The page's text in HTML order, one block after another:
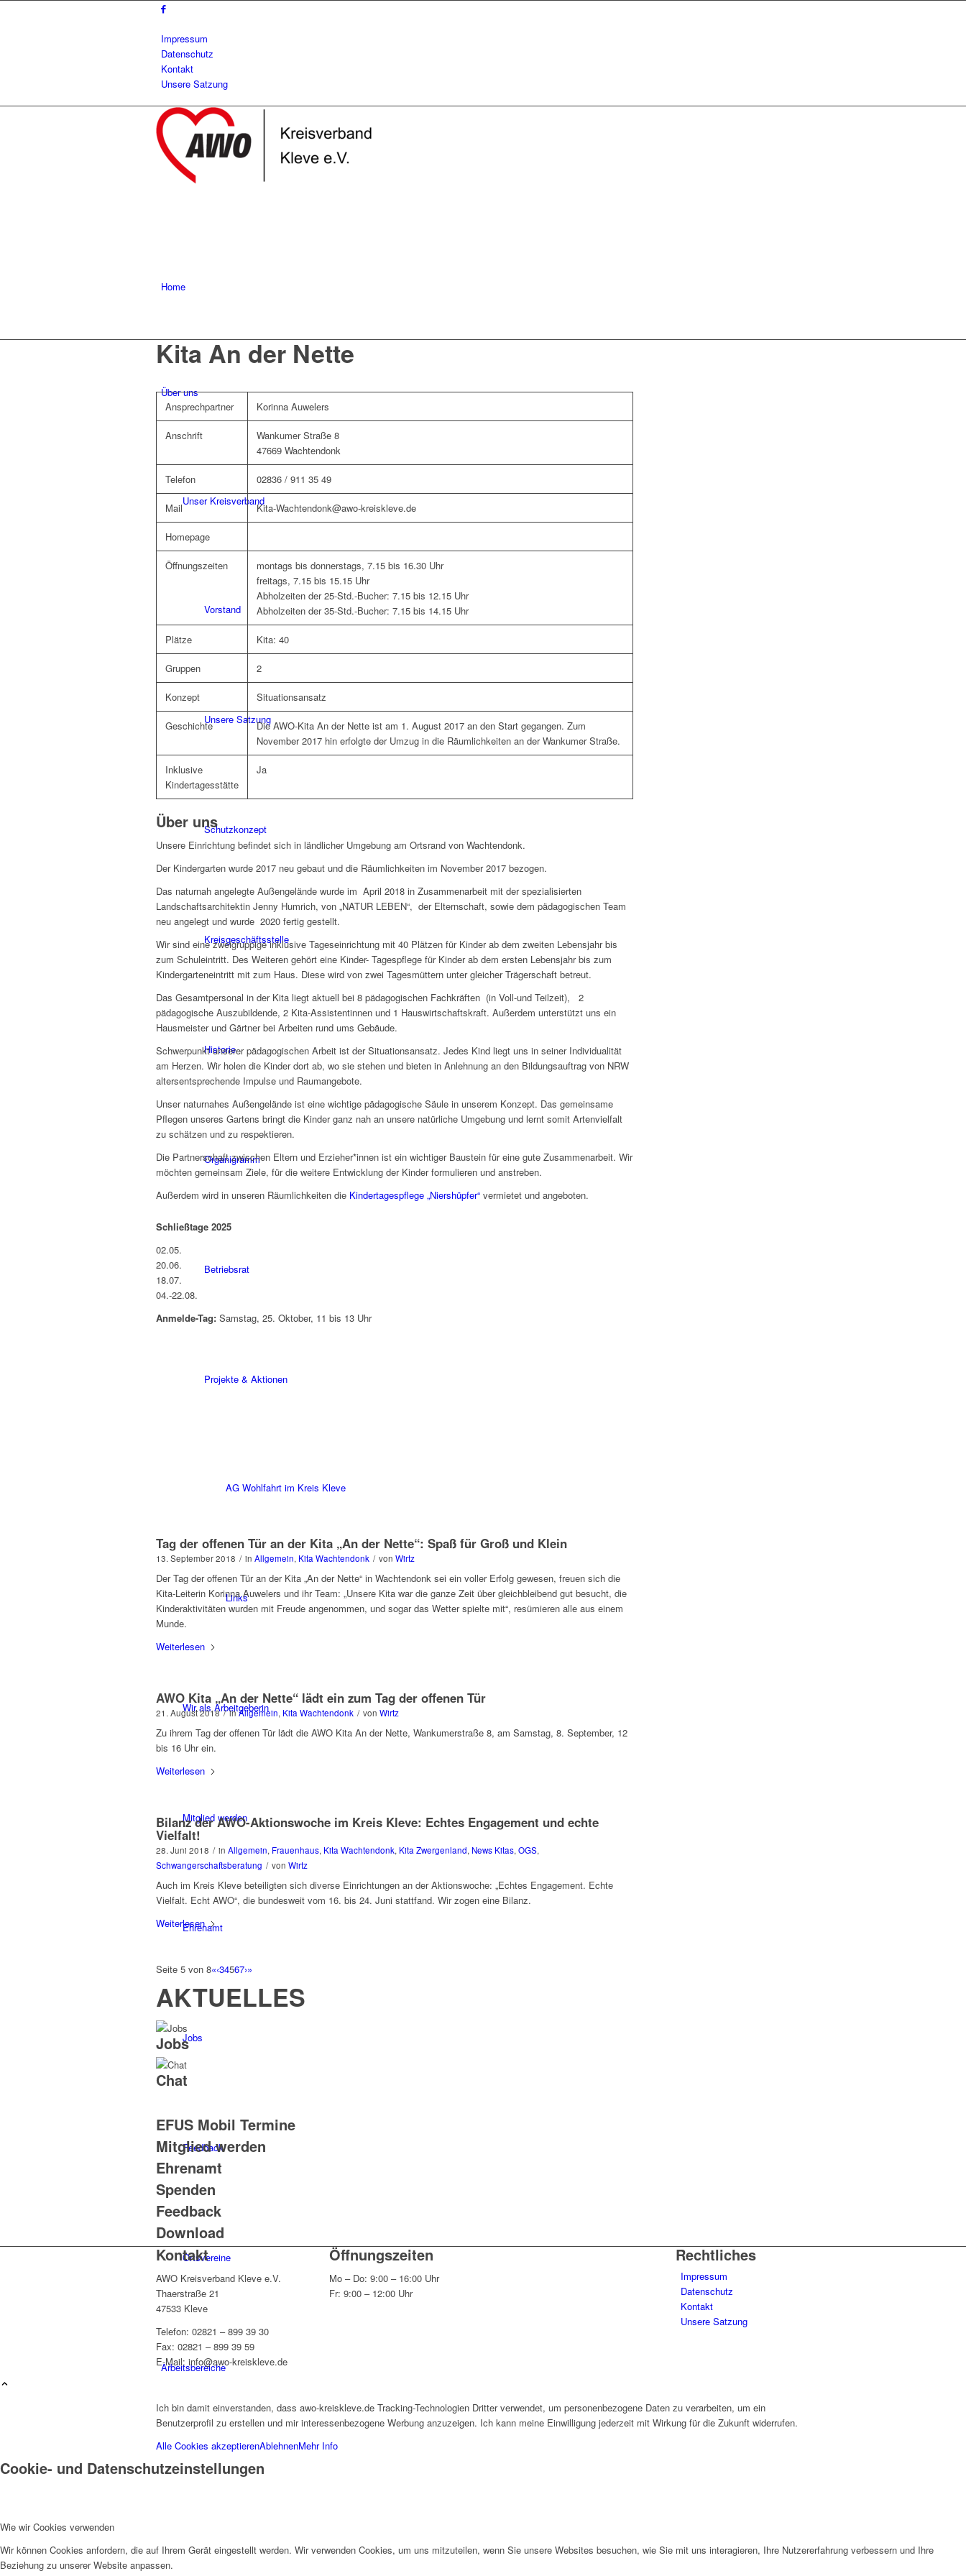
Impressum
Datenschutz
Kontakt
Unsere Satzung
Home
Über uns
Unser Kreisverband
Vorstand
Unsere Satzung
Schutzkonzept
Kreisgeschäftsstelle
Historie
Organigramm
Betriebsrat
Projekte & Aktionen
AG Wohlfahrt im Kreis Kleve
Links
Wir als Arbeitgeberin
Mitglied werden
Ehrenamt
Jobs
Feedback
Ortsvereine
Arbeitsbereiche
Beratung
Kita An der Nette
Ansprechpartner Korinna Auwelers
Anschrift
Wankumer Straße 8
47669 Wachtendonk
Telefon 02836 / 911 35 49
Mail Kita-Wachtendonk@awo-kreiskleve.de
Homepage
Öffnungszeiten
montags bis donnerstags, 7.15 bis 16.30 Uhr
freitags, 7.15 bis 15.15 Uhr
Abholzeiten der 25-Std.-Bucher: 7.15 bis 12.15 Uhr
Abholzeiten der 35-Std.-Bucher: 7.15 bis 14.15 Uhr
Plätze Kita: 40
Gruppen 2
Konzept Situationsansatz
Geschichte
Die AWO-Kita An der Nette ist am 1. August 2017 an den Start gegangen. Zum
November 2017 hin erfolgte der Umzug in die Räumlichkeiten an der Wankumer Straße.
Inklusive
Kindertagesstätte
Ja
Über uns
Unsere Einrichtung befindet sich in ländlicher Umgebung am Ortsrand von Wachtendonk.
Der Kindergarten wurde 2017 neu gebaut und die Räumlichkeiten im November 2017 bezogen.
Das naturnah angelegte Außengelände wurde im April 2018 in Zusammenarbeit mit der spezialisierten
Landschaftsarchitektin Jenny Humrich, von „NATUR LEBEN“, der Elternschaft, sowie dem pädagogischen Team
neu angelegt und wurde 2020 fertig gestellt.
Wir sind eine zweigruppige inklusive Tageseinrichtung mit 40 Plätzen für Kinder ab dem zweiten Lebensjahr bis
zum Schuleintritt. Des Weiteren gehört eine Kinder- Tagespflege für Kinder ab dem ersten Lebensjahr bis zum
Kindergarteneintritt mit zum Haus. Diese wird von zwei Tagesmüttern unter gleicher Trägerschaft betreut.
Das Gesamtpersonal in der Kita liegt aktuell bei 8 pädagogischen Fachkräften (in Voll-und Teilzeit), 2
pädagogische Auszubildende, 2 Kita-Assistentinnen und 1 Hauswirtschaftskraft. Außerdem unterstützt uns ein
Hausmeister und Gärtner bei Arbeiten rund ums Gebäude.
Schwerpunkt unserer pädagogischen Arbeit ist der Situationsansatz. Jedes Kind liegt uns in seiner Individualität
am Herzen. Wir holen die Kinder dort ab, wo sie stehen und bieten in Anlehnung an den Bildungsauftrag von NRW
altersentsprechende Impulse und Raumangebote.
Unser naturnahes Außengelände ist eine wichtige pädagogische Säule in unserem Konzept. Das gemeinsame
Pflegen unseres Gartens bringt die Kinder ganz nah an unsere natürliche Umgebung und lernt somit Artenvielfalt
zu schätzen und zu respektieren.
Die Partnerschaft zwischen Eltern und Erzieher*innen ist ein wichtiger Baustein für eine gute Zusammenarbeit. Wir
möchten gemeinsam Ziele, für die weitere Entwicklung der Kinder formulieren und anstreben.
Außerdem wird in unseren Räumlichkeiten die Kindertagespflege „Niershüpfer“ vermietet und angeboten.
Schließtage 2025
02.05.
20.06.
18.07.
04.-22.08.
Anmelde-Tag: Samstag, 25. Oktober, 11 bis 13 Uhr
Tag der offenen Tür an der Kita „An der Nette“: Spaß für Groß und Klein
13. September 2018 / in Allgemein, Kita Wachtendonk / von Wirtz
Der Tag der offenen Tür an der Kita „An der Nette“ in Wachtendonk sei ein voller Erfolg gewesen, freuen sich die
Kita-Leiterin Korinna Auwelers und ihr Team: „Unsere Kita war die ganze Zeit über gleichbleibend gut besucht, die
Kinderaktivitäten wurden mit Freude angenommen, und sogar das Wetter spielte mit“, resümieren alle aus einem
Munde.
Weiterlesen
AWO Kita „An der Nette“ lädt ein zum Tag der offenen Tür
21. August 2018 / inAllgemein, Kita Wachtendonk / von Wirtz
Zu ihrem Tag der offenen Tür lädt die AWO Kita An der Nette, Wankumerstraße 8, am Samstag, 8. September, 12
bis 16 Uhr ein.
Weiterlesen
Bilanz der AWO-Aktionswoche im Kreis Kleve: Echtes Engagement und echte
Vielfalt!
28. Juni 2018 / in Allgemein, Frauenhaus, Kita Wachtendonk, Kita Zwergenland, News Kitas, OGS,
Schwangerschaftsberatung / von Wirtz
Auch im Kreis Kleve beteiligten sich diverse Einrichtungen an der Aktionswoche: „Echtes Engagement. Echte
Vielfalt. Echt AWO“, die bundesweit vom 16. bis 24. Juni stattfand. Wir zogen eine Bilanz.
Weiterlesen
Seite 5 von 8«‹34567›»
AKTUELLES
Jobs
Chat
EFUS Mobil Termine
Mitglied werden
Ehrenamt
Spenden
Feedback
Download
Kontakt
AWO Kreisverband Kleve e.V.
Thaerstraße 21
47533 Kleve
Telefon: 02821 – 899 39 30
Fax: 02821 – 899 39 59
E-Mail: info@awo-kreiskleve.de
Öffnungszeiten
Mo – Do: 9:00 – 16:00 Uhr
Fr: 9:00 – 12:00 Uhr
Rechtliches
Impressum
Datenschutz
Kontakt
Unsere Satzung
Ich bin damit einverstanden, dass awo-kreiskleve.de Tracking-Technologien Dritter verwendet, um personenbezogene Daten zu verarbeiten, um ein
Benutzerprofil zu erstellen und mir interessenbezogene Werbung anzuzeigen. Ich kann meine Einwilligung jederzeit mit Wirkung für die Zukunft widerrufen.
Alle Cookies akzeptierenAblehnenMehr Info
Cookie- und Datenschutzeinstellungen
Wie wir Cookies verwenden
Wir können Cookies anfordern, die auf Ihrem Gerät eingestellt werden. Wir verwenden Cookies, um uns mitzuteilen, wenn Sie unsere Websites besuchen, wie Sie mit uns interagieren, Ihre Nutzererfahrung verbessern und Ihre
Beziehung zu unserer Website anpassen.